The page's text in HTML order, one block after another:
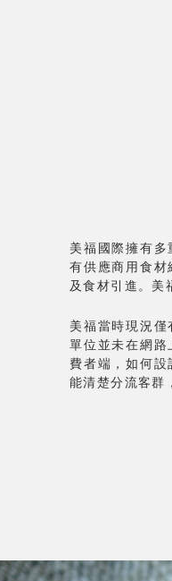
美福國際擁有
有供應商用食材
及食材引進。美
美福當時現況
單位並未在網路
費者端，如何設
能清楚分流客群